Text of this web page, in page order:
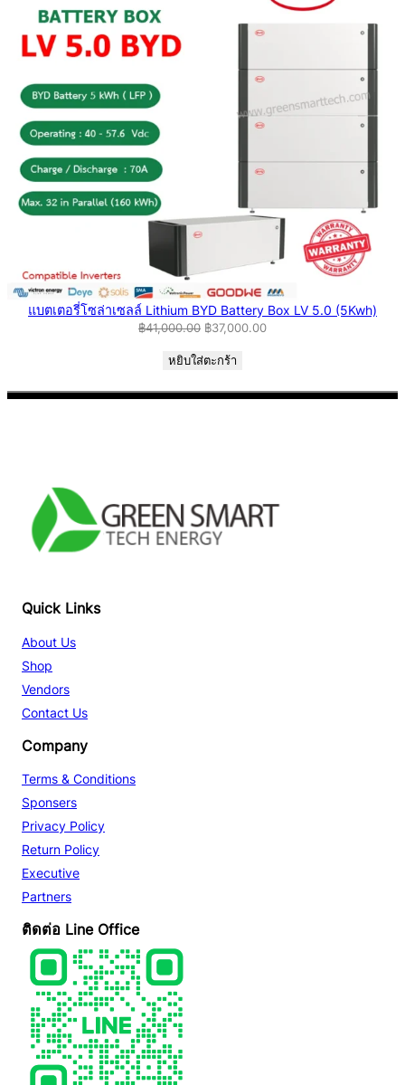
แบตเตอรี่โซล่าเซลล์ Lithium BYD Battery Box LV 5.0 (5Kwh)
฿41,000.00 Original
was:
฿37,000.00Current
หยิบใส่ตะกร้า
Quick Links
About Us
Shop
Vendors
Contact Us
Company
Terms & Conditions
Sponsers
Privacy Policy
Return Policy
Executive
Partners
ติดต่อ Line Office